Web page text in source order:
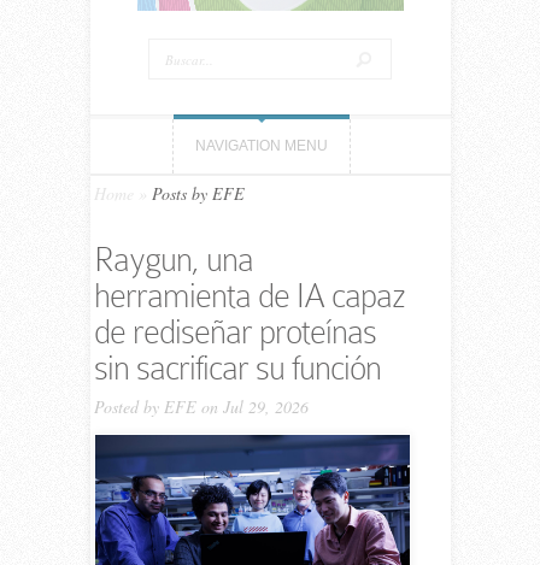
NAVIGATION MENU
Home Posts by EFE
Raygun, una
herramienta de IA capaz
de rediseñar proteínas
sin sacrificar su función
Posted by EFEon Jul 29, 2026